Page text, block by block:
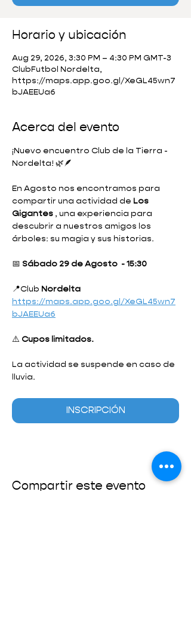
Horario y ubicación
Aug 29, 2026, 3:30 PM – 4:30 PM GMT-3
ClubFutbol Nordelta,
https://maps.app.goo.gl/XeGL45wn7
bJAEEUa6
Acerca del evento
¡Nuevo encuentro Club de la Tierra -
Nordelta! 🌿🪶
En Agosto nos encontramos para
compartir una actividad de Los
Gigantes , una experiencia para
descubrir a nuestros amigos los
árboles: su magia y sus historias.
📅 Sábado 29 de Agosto  - 15:30
📍Club Nordelta
https://maps.app.goo.gl/XeGL45wn7
bJAEEUa6
⚠️ Cupos limitados.
La actividad se suspende en caso de
lluvia.
INSCRIPCIÓN
Compartir este evento